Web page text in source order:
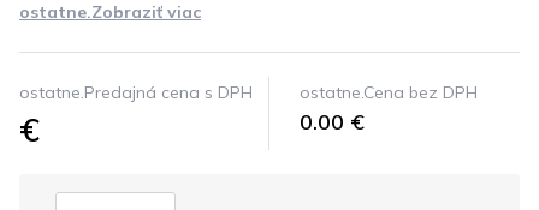
ostatne.Zobraziť viac
ostatne.Predajná cena s DPH
€
ostatne.Cena bez DPH
0.00 €